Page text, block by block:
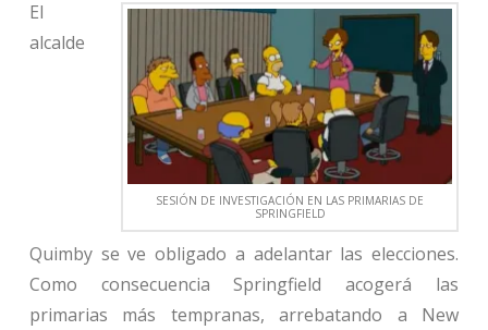
SESIÓN DE INVESTIGACIÓN EN LAS PRIMARIAS DE
SPRINGFIELD
El
alcalde
Quimby se ve obligado a adelantar las elecciones.
Como consecuencia Springfield acogerá las
primarias más tempranas, arrebatando a New